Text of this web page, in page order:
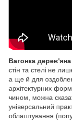
Вагонка
стін та стелі не
а ще й для
архітектурних
чином, можна
універсальний
облаштування